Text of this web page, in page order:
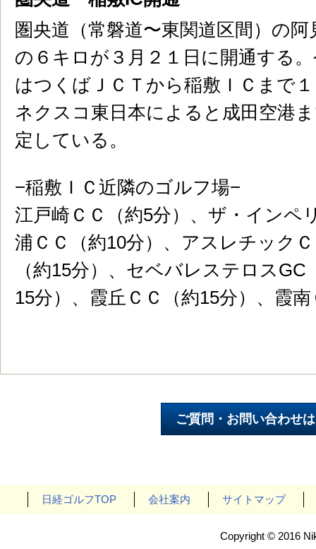
圏央道（常磐道〜東関道区間）の
の６キロが３月２１日に開通する
はつくばＪＣＴから稲敷ＩＣまで
ネクスコ東日本によると成田空港
定している。
−稲敷ＩＣ近隣のゴルフ場−
江戸崎ＣＣ（約5分）、ザ・インペ
浦ＣＣ（約10分）、アスレチック
（約15分）、セベバレステロス
15分）、霞丘ＣＣ（約15分）、霞
日経ゴルフTOP 会社案内 サイトマップ
Copyright © 2016